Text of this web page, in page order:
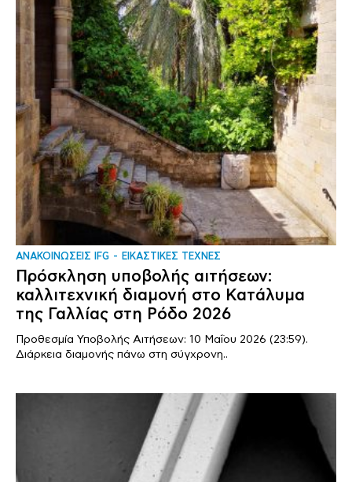
ΑΝΑΚΟΙΝΩΣΕΙΣ IFG ΕΙΚΑΣΤΙΚΕΣ ΤΕΧΝΕΣ
Πρόσκληση υποβολής αιτήσεων:
καλλιτεχνική διαμονή στο Κατάλυμα
της Γαλλίας στη Ρόδο 2026
Προθεσμία Υποβολής Αιτήσεων: 10 Μαΐου 2026 (23:59).
Διάρκεια διαμονής πάνω στη σύγχρονη..